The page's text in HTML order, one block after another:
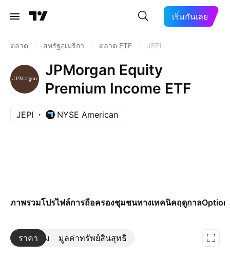
เริ่มกันเลย
ตลาด สหรัฐอเมริกา ตลาด ETF JEPI
JPMorgan Equity
Premium Income ETF
JEPI NYSE American
ภาพรวมโปรไฟล์การถือครองชุมชนทางเทคนิคฤดูกาล
ราคา มูลค่าทรัพย์สินสุทธิ
เพิ่มเติม